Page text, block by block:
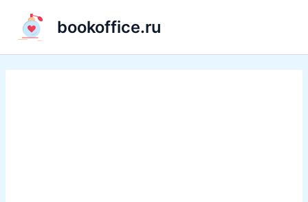
содержимому
bookoffice.ru